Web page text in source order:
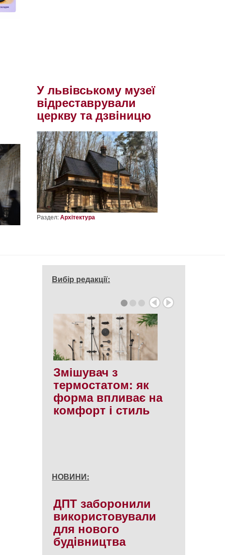
У львiвському музеї
вiдреставрували
церкву та дзвiницю
Раздел:Архітектура
Вибір редакції:
Змішувач з
термостатом: як
форма впливає на
комфорт і стиль
НОВИНИ:
ДПТ заборонили
використовували
для нового
будiвництва